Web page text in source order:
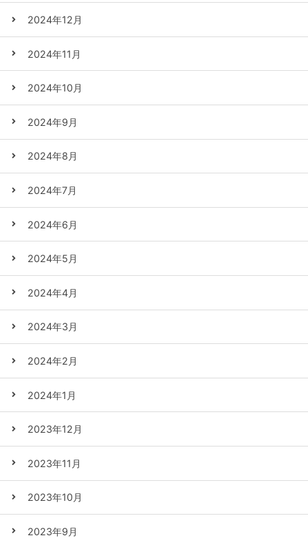
2024年12月
2024年11月
2024年10月
2024年9月
2024年8月
2024年7月
2024年6月
2024年5月
2024年4月
2024年3月
2024年2月
2024年1月
2023年12月
2023年11月
2023年10月
2023年9月